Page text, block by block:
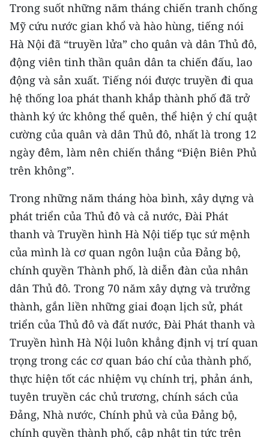
Media Chính trị
Media Kinh tế
Media Văn hóa
Media Xã hội
Media Pháp luật
Media Du lịch
Media Thể thao
Media Giáo dục
Media Y tế
Media Khoa học - Công nghệ
Media Môi trường
Ảnh
Infographic
TIN MỚI
Trong suốt những năm tháng chiến tranh chống
Mỹ cứu nước gian khổ và hào hùng, tiếng nói
Hà Nội đã “truyền lửa” cho quân và dân Thủ đô,
động viên tinh thần quân dân ta chiến đấu, lao
động và sản xuất. Tiếng nói được truyền đi qua
hệ thống loa phát thanh khắp thành phố đã trở
thành ký ức không thể quên, thể hiện ý chí quật
cường của quân và dân Thủ đô, nhất là trong 12
ngày đêm, làm nên chiến thắng “Điện Biên Phủ
trên không”.
Trong những năm tháng hòa bình, xây dựng và
phát triển của Thủ đô và cả nước, Đài Phát
thanh và Truyền hình Hà Nội tiếp tục sứ mệnh
của mình là cơ quan ngôn luận của Đảng bộ,
chính quyền Thành phố, là diễn đàn của nhân
dân Thủ đô. Trong 70 năm xây dựng và trưởng
thành, gắn liền những giai đoạn lịch sử, phát
triển của Thủ đô và đất nước, Đài Phát thanh và
Truyền hình Hà Nội luôn khẳng định vị trí quan
trọng trong các cơ quan báo chí của thành phố,
thực hiện tốt các nhiệm vụ chính trị, phản ánh,
tuyên truyền các chủ trương, chính sách của
Đảng, Nhà nước, Chính phủ và của Đảng bộ,
chính quyền thành phố, cập nhật tin tức trên